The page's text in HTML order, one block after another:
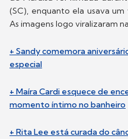
(SC), enquanto ela usava
As imagens logo viralizaram
+ Sandy comemora
especial
+ Maíra Cardi esquece de
momento íntimo no banheiro
+ Rita Lee está curada do